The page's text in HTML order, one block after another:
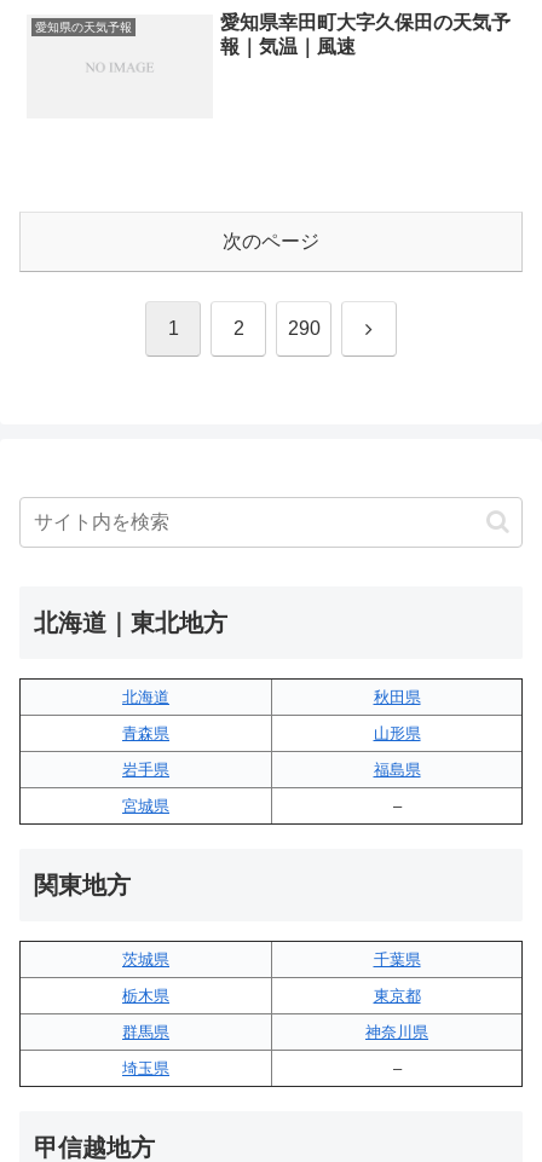
愛知県の天気予報
愛知県幸田町大字久保田の天気予
報｜気温｜風速
次のページ
1 2 290 次
北海道｜東北地方
北海道
秋田県
青森県
山形県
岩手県
福島県
宮城県
–
関東地方
茨城県
千葉県
栃木県
東京都
群馬県
神奈川県
埼玉県
–
甲信越地方